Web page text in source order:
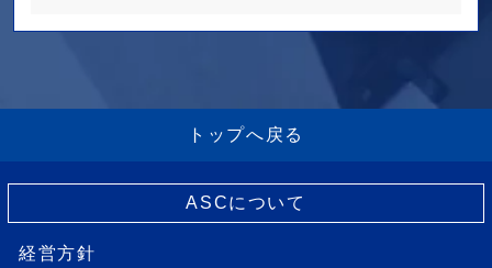
トップへ戻る
ASCについて
経営方針